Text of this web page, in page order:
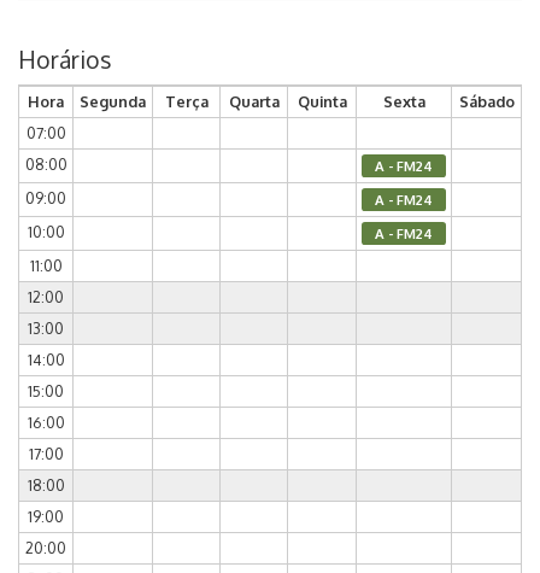
Horários
Hora Segunda Terça Quarta Quinta Sexta
Sábado
07:00
08:00
A - FM24
09:00 A - FM24
10:00 A - FM24
11:00
12:00
13:00
14:00
15:00
16:00
17:00
18:00
19:00
20:00